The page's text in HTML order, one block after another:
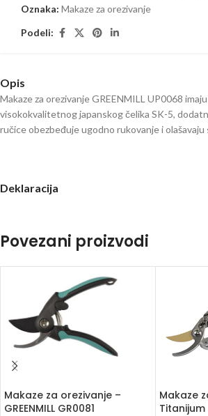
Oznaka: Makaze za orezivanje
Podeli:
Opis
Makaze za orezivanje GREENMILL UP0068
visokokvalitetnog japanskog čelika SK-5,
ručice obezbeđuje ugodno rukovanje i olašavaju
Deklaracija
Povezani proizvodi
Makaze za orezivanje –
GREENMILL GR0081
Makaze
Titanijum